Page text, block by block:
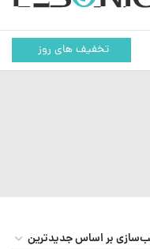
تخفیف های روز